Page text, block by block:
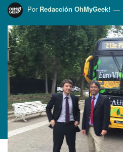
Por Redacción OhMyGeek!